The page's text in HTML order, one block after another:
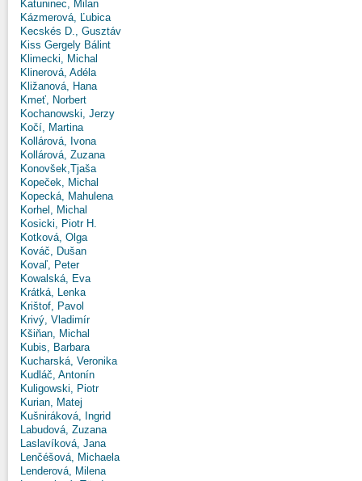
Katuninec, Milan
Kázmerová, Ľubica
Kecskés D., Gusztáv
Kiss Gergely Bálint
Klimecki, Michal
Klinerová, Adéla
Kližanová, Hana
Kmeť, Norbert
Kochanowski, Jerzy
Kočí, Martina
Kollárová, Ivona
Kollárová, Zuzana
Konovšek,Tjaša
Kopeček, Michal
Kopecká, Mahulena
Korhel, Michal
Kosicki, Piotr H.
Kotková, Olga
Kováč, Dušan
Kovaľ, Peter
Kowalská, Eva
Krátká, Lenka
Krištof, Pavol
Krivý, Vladimír
Kšiňan, Michal
Kubis, Barbara
Kucharská, Veronika
Kudláč, Antonín
Kuligowski, Piotr
Kurian, Matej
Kušniráková, Ingrid
Labudová, Zuzana
Laslavíková, Jana
Lenčéšová, Michaela
Lenderová, Milena